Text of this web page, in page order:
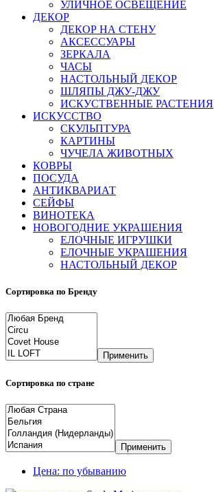
УЛИЧНОЕ ОСВЕЩЕНИЕ
ДЕКОР
ДЕКОР НА СТЕНУ
АКСЕССУАРЫ
ЗЕРКАЛА
ЧАСЫ
НАСТОЛЬНЫЙ ДЕКОР
ШЛЯПЫ ДЖУ-ДЖУ
ИСКУСТВЕННЫЕ РАСТЕНИЯ
ИСКУССТВО
СКУЛЬПТУРА
КАРТИНЫ
ЧУЧЕЛА ЖИВОТНЫХ
КОВРЫ
ПОСУДА
АНТИКВАРИАТ
СЕЙФЫ
ВИНОТЕКА
НОВОГОДНИЕ УКРАШЕНИЯ
ЕЛОЧНЫЕ ИГРУШКИ
ЕЛОЧНЫЕ УКРАШЕНИЯ
НАСТОЛЬНЫЙ ДЕКОР
Сортировка по Бренду
Применить
Сортировка по стране
Применить
Цена: по убыванию